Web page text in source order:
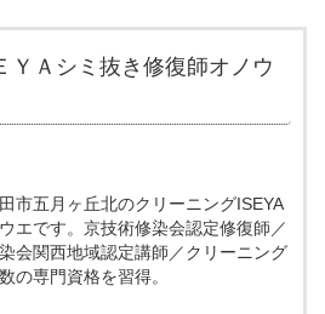
ＹＡシミ抜き修復師オノウ
市五月ヶ丘北のクリーニングISEYA
エです。京技術修染会認定修復師／
会関西地域認定講師／クリーニング
の専門資格を習得。